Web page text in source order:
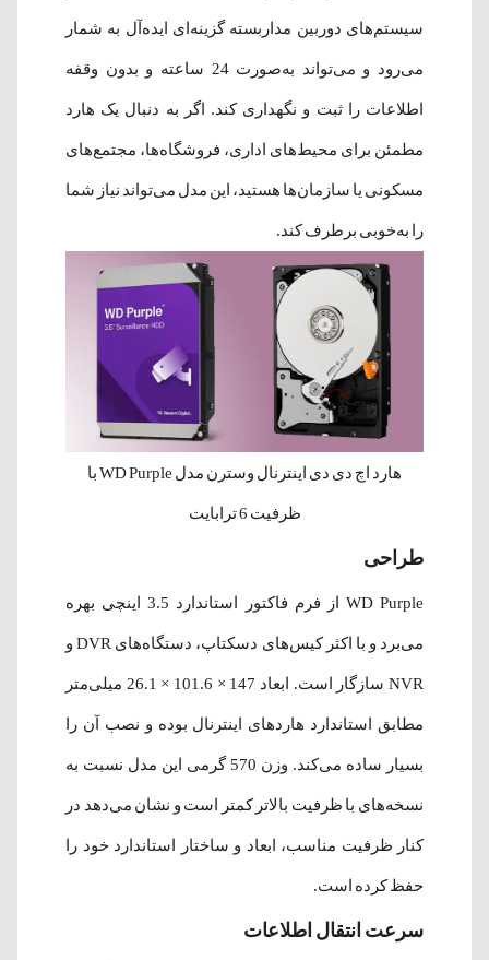
سیستم‌های دوربین مداربسته گزینه‌ای ایده‌آل به شمار
می‌رود و می‌تواند به‌صورت 24 ساعته و بدون وقفه
اطلاعات را ثبت و نگهداری کند. اگر به دنبال یک هارد
مطمئن برای محیط‌های اداری، فروشگاه‌ها، مجتمع‌های
مسکونی یا سازمان‌ها هستید، این مدل می‌تواند نیاز شما
را به‌خوبی برطرف کند.
هارد اچ دی دی اینترنال وسترن مدل WD Purple با
ظرفیت 6 ترابایت
طراحی
WD Purple از فرم فاکتور استاندارد 3.5 اینچی بهره
می‌برد و با اکثر کیس‌های دسکتاپ، دستگاه‌های DVR و
NVR سازگار است. ابعاد 147 × 101.6 × 26.1 میلی‌متر
مطابق استاندارد هاردهای اینترنال بوده و نصب آن را
بسیار ساده می‌کند. وزن 570 گرمی این مدل نسبت به
نسخه‌های با ظرفیت بالاتر کمتر است و نشان می‌دهد در
کنار ظرفیت مناسب، ابعاد و ساختار استاندارد خود را
حفظ کرده است.
سرعت انتقال اطلاعات